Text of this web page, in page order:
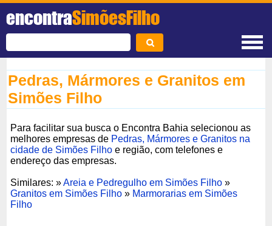
encontraSimõesFilho
Pedras, Mármores e Granitos em
Simões Filho
Para facilitar sua busca o Encontra Bahia selecionou as
melhores empresas de Pedras, Mármores e Granitos na
cidade de Simões Filho e região, com telefones e
endereço das empresas.
Similares: »Areia e Pedregulho em Simões Filho »
Granitos em Simões Filho » Marmorarias em Simões
Filho